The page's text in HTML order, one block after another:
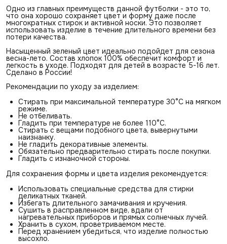
Одно из главных преимуществ данной футболки - это то,
что она хорошо сохраняет цвет и форму даже после
многократных стирок и активной носки. Это позволяет
использовать изделие в течение длительного времени без
потери качества.
Насыщенный зеленый цвет идеально подойдет для сезона
весна-лето. Состав хлопок 100% обеспечит комфорт и
легкость в уходе. Подходят для детей в возрасте 5-16 лет.
Сделано в России!
Рекомендации по уходу за изделием:
Стирать при максимальной температуре 30°С на мягком
режиме.
Не отбеливать.
Гладить при температуре не более 110°С.
Стирать с вещами подобного цвета, вывернутыми
наизнанку.
Не гладить декоративные элементы.
Обязательно предварительно стирать после покупки.
Гладить с изнаночной стороны.
Для сохранения формы и цвета изделия рекомендуется:
Использовать специальные средства для стирки
деликатных тканей.
Избегать длительного замачивания и кручения.
Сушить в расправленном виде, вдали от
нагревательных приборов и прямых солнечных лучей.
Хранить в сухом, проветриваемом месте.
Перед хранением убедиться, что изделие полностью
высохло.